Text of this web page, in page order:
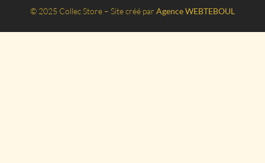
© 2025 Collec Store – Site créé par Agence WEBTEBOUL